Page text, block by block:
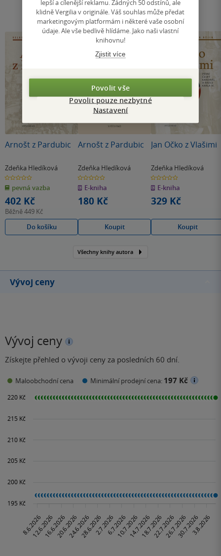
Arnošt z Pardubic
Zdeňka Hledíková
0.0
z
5
hvězdiček
pevná vazba
402 Kč
Běžně449 Kč
Do košíku
Arnošt z Pardubic
Zdeňka Hledíková
0.0
z
5
hvězdiček
E-kniha
180 Kč
Koupit
Jan Očko z Vlašimi
Zdeňka Hledíková
0.0
z
5
hvězdiček
E-kniha
329 Kč
Koupit
Všechny knihy autora
Vývoj ceny
Vývoj ceny
Získejte přehled o vývoji ceny za posledních 60 dní.
Maloobchodní cena Minimální prodejní cena: 197 Kč
lepší a cílenější reklamu. Žádných 50 odstínů, ale
klidně Vergilia v originále. Váš souhlas může předat
marketingovým platformám i některé vaše osobní
údaje. Ale vše bedlivě hlídáme. Jako naši vlastní
knihovnu!
Zjistit více
Povolit vše
Povolit pouze nezbytné
Nastavení